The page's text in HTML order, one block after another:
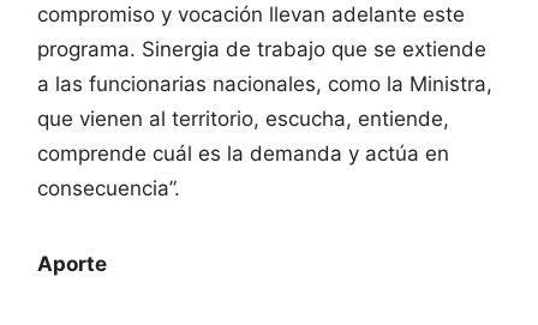
compromiso y vocación llevan adelante este
programa. Sinergia de trabajo que se extiende
a las funcionarias nacionales, como la Ministra,
que vienen al territorio, escucha, entiende,
comprende cuál es la demanda y actúa en
consecuencia”.
Aporte